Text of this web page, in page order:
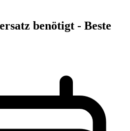
benötigt - Beste